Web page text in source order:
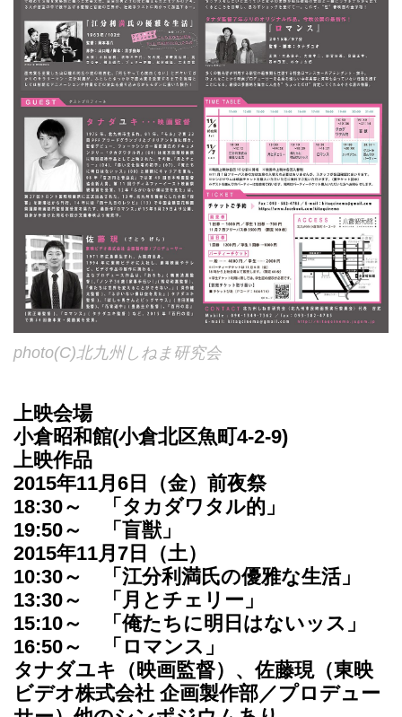
photo(C)北九州しねま研究会
上映会場
小倉昭和館(小倉北区魚町4‐2‐9)
上映作品
2015年11月6日（金）前夜祭
18:30～ 「タカダワタル的」
19:50～ 「盲獣」
2015年11月7日（土）
10:30～ 「江分利満氏の優雅な生活」
13:30～ 「月とチェリー」
15:10～ 「俺たちに明日はないッス」
16:50～ 「ロマンス」
タナダユキ（映画監督）、佐藤現（東映
ビデオ株式会社 企画製作部／プロデュー